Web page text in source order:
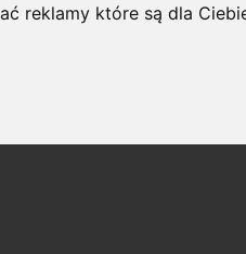
reklamy które są dla